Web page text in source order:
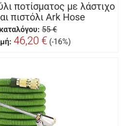
ποτίσματος με λάστιχο
πιστόλι Ark Hose
55 €
46,20 € (-16%)